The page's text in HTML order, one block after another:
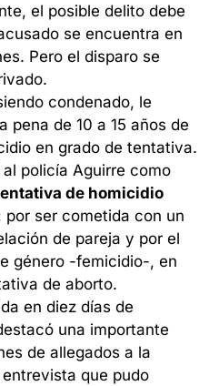
el posible delito debe
se encuentra en
Pero el disparo se
condenado, le
pena de 10 a 15 años de
en grado de tentativa.
policía Aguirre como
de homicidio
por ser cometida con un
de pareja y por el
género -femicidio-, en
de aborto.
en diez días de
una importante
de allegados a la
que pudo